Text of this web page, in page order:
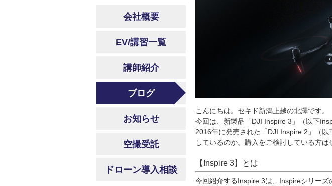
会社概要
EV/講習一覧
講師紹介
ブログ
お知らせ
空撮受託
ドローン導入相談
こんにちは。セキド新潟上越の北澤です。
今回は、新製品「DJI Inspire 3」（以下
2016年に発売された「DJI Inspire 2」（
しているのか。購入をご検討している方は
【Inspire 3】とは
今回紹介するInspire 3は、Inspireシリーズ